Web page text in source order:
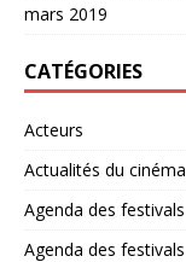
mars 2019
CATÉGORIES
Acteurs
Actualités du cinéma
Agenda des festivals
Agenda des festivals